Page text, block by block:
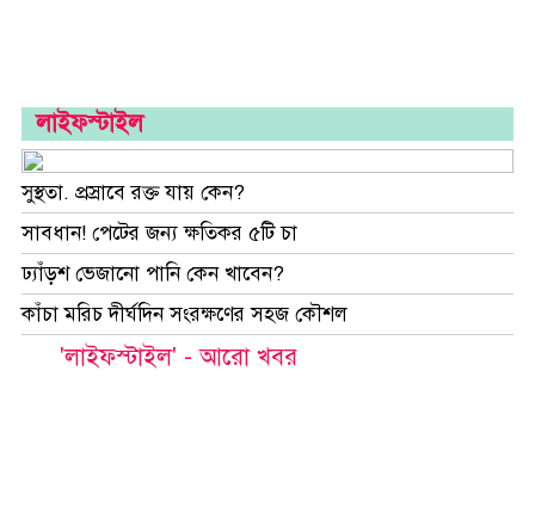
লাইফস্টাইল
সুস্থতা. প্রস্রাবে রক্ত যায় কেন?
সাবধান! পেটের জন্য ক্ষতিকর ৫টি চা
ঢ্যাঁড়শ ভেজানো পানি কেন খাবেন?
কাঁচা মরিচ দীর্ঘদিন সংরক্ষণের সহজ কৌশল
'লাইফস্টাইল' - আরো খবর